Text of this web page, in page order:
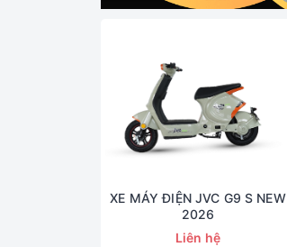
XE MÁY ĐIỆN JVC G9 S NEW
2026
Liên hệ